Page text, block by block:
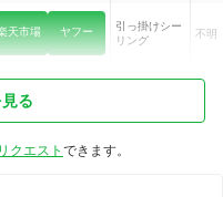
天市場 ヤフー
引っ掛けシー
リング
不明
る
クエスト できます。